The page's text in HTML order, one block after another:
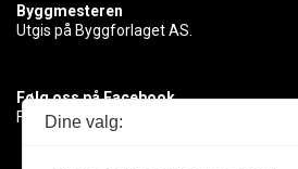
Byggmesteren
Utgis på Byggforlaget AS.
Følg oss på Facebook
Få med deg det siste innen byggebransjen
Dine valg: